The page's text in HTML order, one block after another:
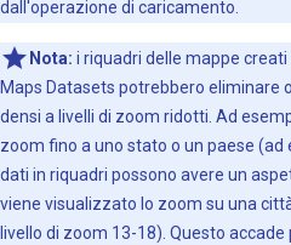
dall'operazione di caricamento.
Nota: i riquadri delle mappe
Maps Datasets potrebbero eliminare
densi a livelli di zoom ridotti. Ad
zoom fino a uno stato o un paese (ad
dati in riquadri possono avere un
viene visualizzato lo zoom su una
livello di zoom 13-18). Questo